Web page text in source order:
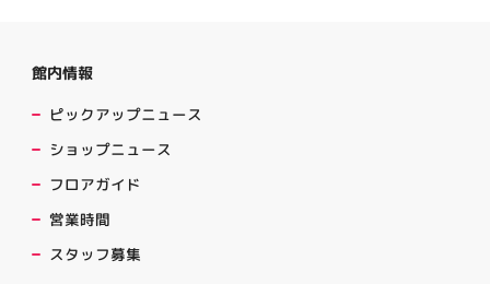
館内情報
ピックアップニュース
ショップニュース
フロアガイド
営業時間
スタッフ募集